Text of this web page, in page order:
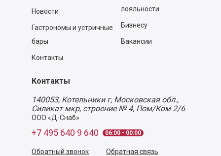
Новости
Гастрономы и устричные
бары
Контакты
лояльности
Бизнесу
Вакансии
Контакты
140053, Котельники г, Московская обл.,
Силикат мкр, строение № 4, Пом/Ком 2/6
ООО «Д-Снаб»
+7 495 640 9 640 06:00 - 00:00
Обратный звонок Обратная связь